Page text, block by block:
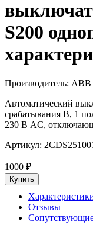
S200
Производитель: ABB
Автоматический
срабатывания B, 1
230 В AC,
Артикул:
1000 ₽
Отзывы